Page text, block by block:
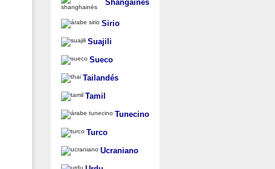
Shangainés
Sirio
Suajili
Sueco
Tailandés
Tamil
Tunecino
Turco
Ucraniano